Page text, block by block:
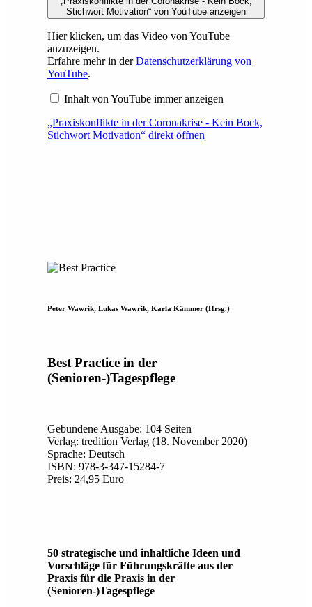
Stichwort Motivation“ von YouTube anzeigen
Hier klicken, um das Video von YouTube
anzuzeigen.
Erfahre mehr in derDatenschutzerklärung von
YouTube.
Inhalt von YouTube immer anzeigen
„Praxiskonflikte in der Coronakrise - Kein Bock,
Stichwort Motivation“ direkt öffnen
Peter Wawrik, Lukas Wawrik, Karla Kämmer (Hrsg.)
Best Practice in der
(Senioren-)Tagespflege
Gebundene Ausgabe: 104 Seiten
Verlag: tredition Verlag (18. November 2020)
Sprache: Deutsch
ISBN: 978-3-347-15284-7
Preis: 24,95 Euro
50 strategische und inhaltliche Ideen und
Vorschläge für Führungskräfte aus der
Praxis für die Praxis in der
(Senioren-)Tagespflege